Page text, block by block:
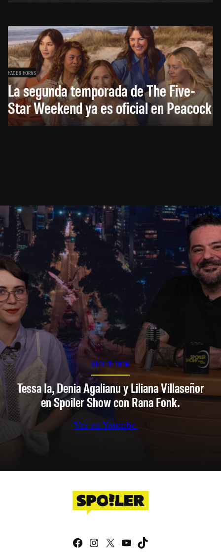
HACE 9 HORAS
La segunda temporada de The Five-
Star Weekend ya es oficial en Peacock
SPOILER SHOW
Tessa Ia, Denia Agalianu y Liliana Villaseñor
en Spoiler Show con Rana Fonk.
Ver en Youtube
Facebook
Instagram
X YouTube